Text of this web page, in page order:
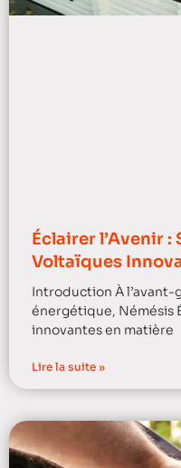
Éclairer l’Avenir
Voltaïques
Introduction À
énergétique, Némésis
innovantes en matière
Lire la suite »